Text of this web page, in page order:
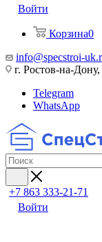
Войти
Корзина0
info@specstroi-
г. Ростов-на-
Telegram
WhatsApp
+7 863 333-21-71
Войти